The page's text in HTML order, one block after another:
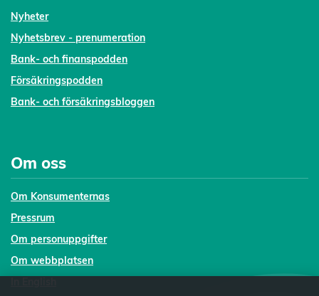
Nyheter
Nyhetsbrev - prenumeration
Bank- och finanspodden
Försäkringspodden
Bank- och försäkringsbloggen
Om oss
Om Konsumenternas
Pressrum
Om personuppgifter
Om webbplatsen